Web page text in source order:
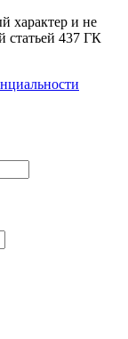
характер и не
статьей 437 ГК